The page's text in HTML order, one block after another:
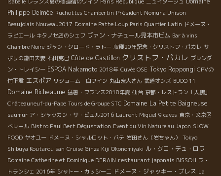
Philippe Delmée Ruchottes Chambertin Président Nomura Unison
Beaujolais Nouveau2017 Domaine Patte Loup Paris Quartier Latin ドメーヌ・
ラピエール キタノセ店のシェフ ヴァン・ナチュール見本市ビム Bar à vins
Chambre Noire ジャン・クロード・ラトー 収穫20年記念・クリストフ・パカレ サ
ボリの鎌田夫妻 石田克己 Côte de Castillon クリストフ・パカレ ブレンダ
ン・トレイシー ESPOA Nakamoto 2018年 Cuvée OSE Tokyo Roppongi CPVの
竹下君 エスポア リショーム 白ワイン 丸山宏人さん 武道オンズ BUDO 11
Domaine Richeaume 猛暑・フランス2018年夏 仙台 京都・レストラン「大鵬」
Châteauneuf-du-Pape Tours de Groupe STC Domaine La Petite Baigneuse
saumur ア・シャッカン・サ・ビュル2016 Laurent Miquel 9 caves 東京・文京区
ベレール Bistro Paul Bert Dégustation Event du Vin Nature au Japon SLOW
FOOD ヤオユー ドメーヌ・シャルロット・バテ 岩田さん（岩ちゃん）
Tokyo
Shibuya Koutarou san Cruise Ginza Kiji Okonomiyaki ル・グロ・デュ・ロワ
Domaine Catherine et Dominique DERAIN restaurant japonais BISSOH ラ・
トランシェ 2016年 シャトー・カッシーニ ドメーヌ・ジャッキー・プレス La